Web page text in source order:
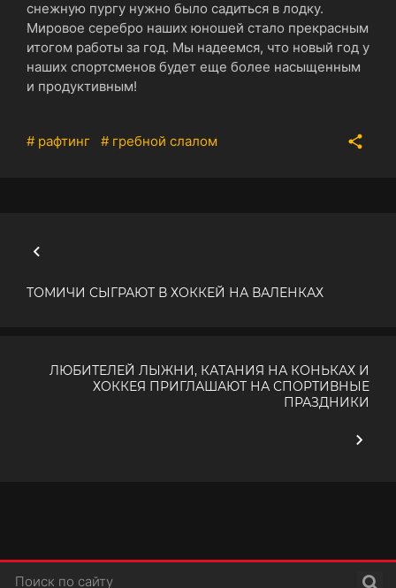
снежную пургу нужно было садиться в лодку.
Мировое серебро наших юношей стало прекрасным
итогом работы за год. Мы надеемся, что новый год у
наших спортсменов будет еще более насыщенным
и продуктивным!
# рафтинг # гребной слалом
ТОМИЧИ СЫГРАЮТ В ХОККЕЙ НА ВАЛЕНКАХ
ЛЮБИТЕЛЕЙ ЛЫЖНИ, КАТАНИЯ НА КОНЬКАХ И
ХОККЕЯ ПРИГЛАШАЮТ НА СПОРТИВНЫЕ
ПРАЗДНИКИ